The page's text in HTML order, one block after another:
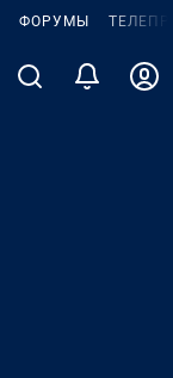
ФОРУМЫ